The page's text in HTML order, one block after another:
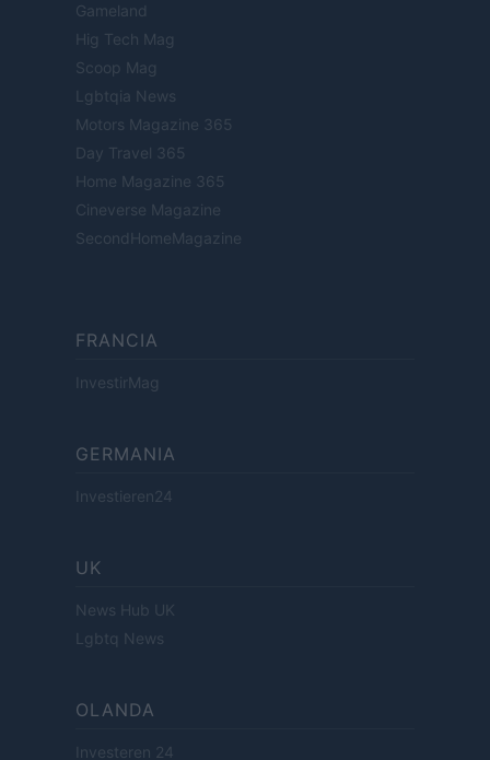
Gameland
Hig Tech Mag
Scoop Mag
Lgbtqia News
Motors Magazine 365
Day Travel 365
Home Magazine 365
Cineverse Magazine
SecondHomeMagazine
FRANCIA
InvestirMag
GERMANIA
Investieren24
UK
News Hub UK
Lgbtq News
OLANDA
Investeren 24